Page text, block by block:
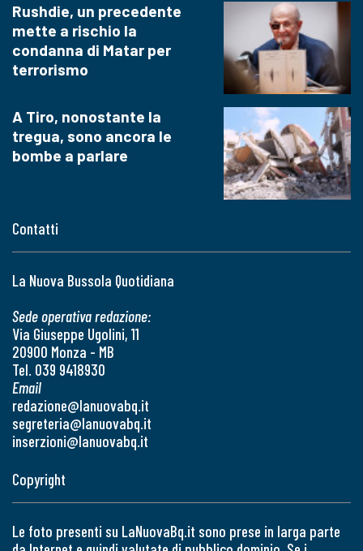
Contatti
La Nuova Bussola Quotidiana
Sede operativa redazione:
Via Giuseppe Ugolini, 11
20900 Monza - MB
Tel. 039 9418930
Email
redazione@lanuovabq.it
segreteria@lanuovabq.it
inserzioni@lanuovabq.it
Rushdie, un precedente
mette a rischio la
condanna di Matar per
terrorismo
A Tiro, nonostante la
tregua, sono ancora le
bombe a parlare
Copyright
Le foto presenti su LaNuovaBq.it sono prese in larga parte